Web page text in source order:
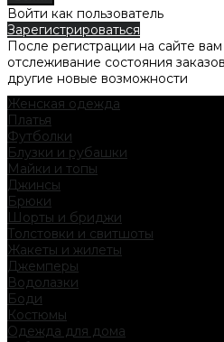
Войти как пользователь
Зарегистрироваться
После регистрации на сайте
отслеживание состояния
другие новые возможности
Женская одежда
Платья
Футболки
Блузки и рубашки
Майки и топы
Джинсы
Брюки
Шорты и бриджи
Толстовки и свитшоты
Жакеты и жилеты
Джемперы
Водолазки
Боди
Костюмы
Одежда для дома